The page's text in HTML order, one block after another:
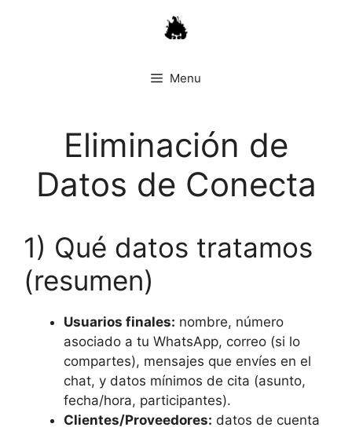
Menu
Eliminación de
Datos de Conecta
1) Qué datos tratamos
(resumen)
Usuarios finales: nombre, número
asociado a tu WhatsApp, correo (si lo
compartes), mensajes que envíes en el
chat, y datos mínimos de cita (asunto,
fecha/hora, participantes).
Clientes/Proveedores: datos de cuenta